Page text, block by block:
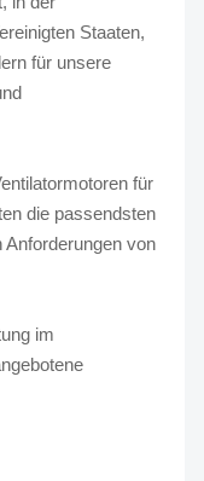
Staaten,
für unsere
für
die passendsten
von
im